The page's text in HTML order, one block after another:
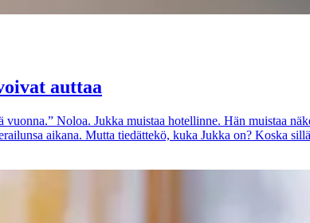
auttaa
Noloa. Jukka muistaa hotellinne. Hän muistaa
aikana. Mutta tiedättekö, kuka Jukka on? Koska